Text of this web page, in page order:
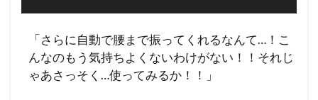
「さらに自動で腰まで振ってくれるなんて…！こ
んなのもう気持ちよくないわけがない！！それじ
ゃあさっそく…使ってみるか！！」